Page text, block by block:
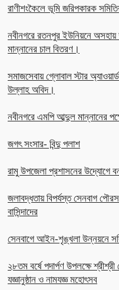
রাণীশংকৈলে ভূমি জরিপকারক
নবীনগরে রতনপুর ইউনিয়নে
মান্নানের চাল বিতরণ।
সমাজসেবায় গ্লোবাল স্টার
উল্লাহ অবিদ।
নবীনগরে এমপি আব্দুল মান্নানের
জগৎ সংসার- বিন্দু পলাশ
রামু উপজেলা প্রশাসনের উদ্যোগে
জলাবদ্ধতায় বিপর্যস্ত সেনবাগ
বাসিন্দাদের
সেনবাগে আইন-শৃঙ্খলা উন্নয়নে
২৮তম বর্ষে পদার্পণ উপলক্ষে
যজ্ঞানুষ্ঠান ও নামযজ্ঞ মহোৎসব